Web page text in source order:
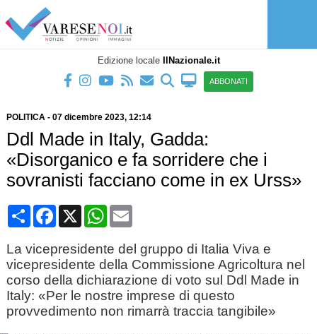
Edizione locale IlNazionale.it
ABBONATI
POLITICA- 07 dicembre 2023, 12:14
Ddl Made in Italy, Gadda:
«Disorganico e fa sorridere che i
sovranisti facciano come in ex Urss»
CondividiFacebook
X WhatsApp
Email
La vicepresidente del gruppo di Italia Viva e
vicepresidente della Commissione Agricoltura nel
corso della dichiarazione di voto sul Ddl Made in
Italy: «Per le nostre imprese di questo
provvedimento non rimarrà traccia tangibile»